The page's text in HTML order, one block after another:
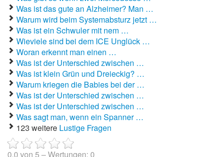
Bauernregeln
Bauernwitze
Bayern Witze
Beamtenwitze
Bierwitze
Bill Clinton Witze
Blondinenwitze
Was ist das gute an Alzheimer? Man …
Warum wird beim Systemabsturz jetzt …
Was ist ein Schwuler mit nem …
Wieviele sind bei dem ICE Unglück …
Woran erkennt man einen …
Was ist der Unterschied zwischen …
Was ist klein Grün und Dreieckig? …
Warum kriegen die Babies bei der …
Was ist der Unterschied zwischen …
Was ist der Unterschied zwischen …
Was sagt man, wenn ein Spanner …
123 weitere Lustige Fragen
0.0 von 5 – Wertungen: 0